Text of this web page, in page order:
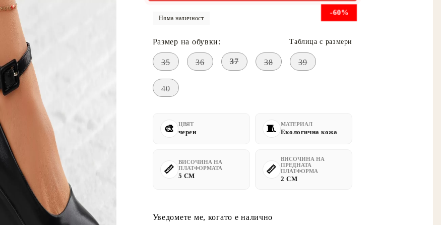
-60%
Няма наличност
Размер на обувки: Таблица с размери
35 36 37 38 39
40
ЦВЯТ
черен
МАТЕРИАЛ
Екологична кожа
ВИСОЧИНА НА
ПЛАТФОРМАТА
5 CM
ВИСОЧИНА НА
ПРЕДНАТА
ПЛАТФОРМА
2 CM
Уведомете ме, когато е налично